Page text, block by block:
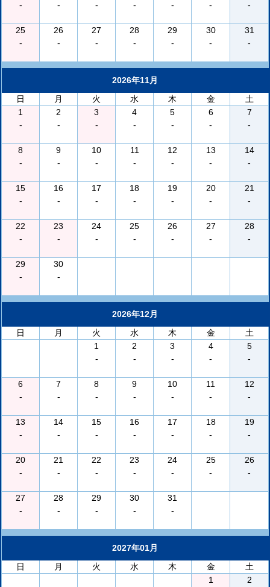
- - - - - - -
25
-
26
-
27
-
28
-
29
-
30
-
31
-
2026年11月
日
月 火 水 木 金
土
1
-
2
-
3
-
4
-
5
-
6
-
7
-
8
-
9
-
10
-
11
-
12
-
13
-
14
-
15
-
16
-
17
-
18
-
19
-
20
-
21
-
22
-
23
-
24
-
25
-
26
-
27
-
28
-
29
-
30
-
2026年12月
日
月 火 水 木 金
土
1
-
2
-
3
-
4
-
5
-
6
-
7
-
8
-
9
-
10
-
11
-
12
-
13
-
14
-
15
-
16
-
17
-
18
-
19
-
20
-
21
-
22
-
23
-
24
-
25
-
26
-
27
-
28
-
29
-
30
-
31
-
2027年01月
日
月 火 水 木 金
土
1
2